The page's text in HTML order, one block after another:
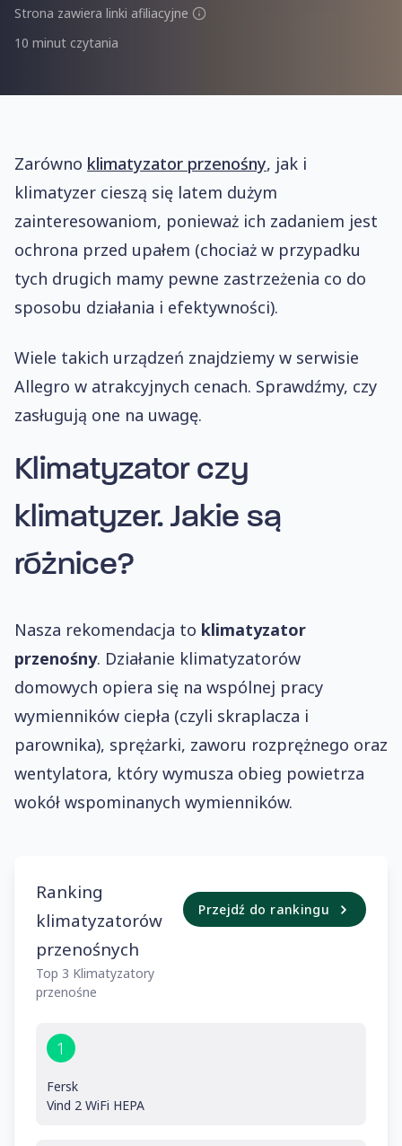
Strona zawiera linki afiliacyjne
10 minut czytania
Zarówno klimatyzator przenośny, jak i
klimatyzer cieszą się latem dużym
zainteresowaniom, ponieważ ich zadaniem jest
ochrona przed upałem (chociaż w przypadku
tych drugich mamy pewne zastrzeżenia co do
sposobu działania i efektywności).
Wiele takich urządzeń znajdziemy w serwisie
Allegro w atrakcyjnych cenach. Sprawdźmy, czy
zasługują one na uwagę.
Klimatyzator czy
klimatyzer. Jakie są
różnice?
Nasza rekomendacja to klimatyzator
przenośny. Działanie klimatyzatorów
domowych opiera się na wspólnej pracy
wymienników ciepła (czyli skraplacza i
parownika), sprężarki, zaworu rozprężnego oraz
wentylatora, który wymusza obieg powietrza
wokół wspominanych wymienników.
Ranking
klimatyzatorów
przenośnych
Top 3 Klimatyzatory
przenośne
Przejdź do rankingu
1
Fersk
Vind 2 WiFi HEPA